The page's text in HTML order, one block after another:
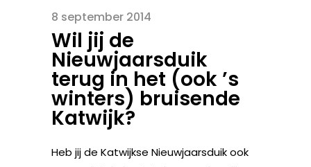
8 september 2014
Wil jij de
Nieuwjaarsduik
terug in het (ook ’s
winters) bruisende
Katwijk?
Heb jij de Katwijkse Nieuwjaarsduik ook